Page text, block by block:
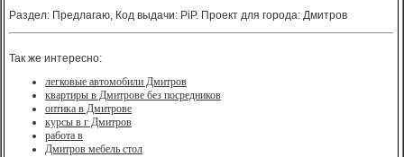
Раздел: Предлагаю, Код выдачи: PiP. Проект для города: Дмитров
Так же интересно:
легковые автомобили Дмитров
квартиры в Дмитрове без посредников
оптика в Дмитрове
курсы в г Дмитров
работа в
Дмитров мебель стол